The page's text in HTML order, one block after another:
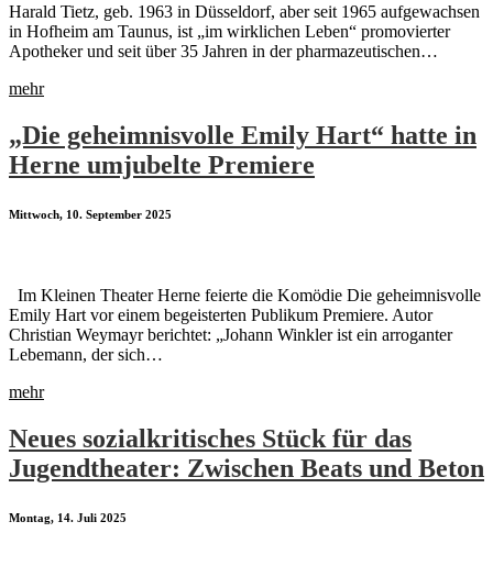
Harald Tietz, geb. 1963 in Düsseldorf, aber seit 1965 aufgewachsen
in Hofheim am Taunus, ist „im wirklichen Leben“ promovierter
Apotheker und seit über 35 Jahren in der pharmazeutischen…
mehr
„Die geheimnisvolle Emily Hart“ hatte in
Herne umjubelte Premiere
Mittwoch, 10. September 2025
Im Kleinen Theater Herne feierte die Komödie Die geheimnisvolle
Emily Hart vor einem begeisterten Publikum Premiere. Autor
Christian Weymayr berichtet: „Johann Winkler ist ein arroganter
Lebemann, der sich…
mehr
Neues sozialkritisches Stück für das
Jugendtheater: Zwischen Beats und Beton
Montag, 14. Juli 2025